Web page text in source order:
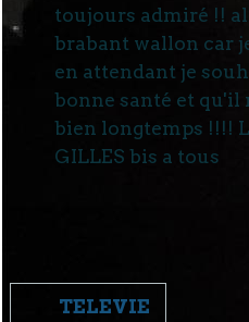
toujours admiré !!
brabant wallon car
en attendant je
bonne santé et qu'il
bien longtemps !!!!
GILLES bis a tous
TELEVIE